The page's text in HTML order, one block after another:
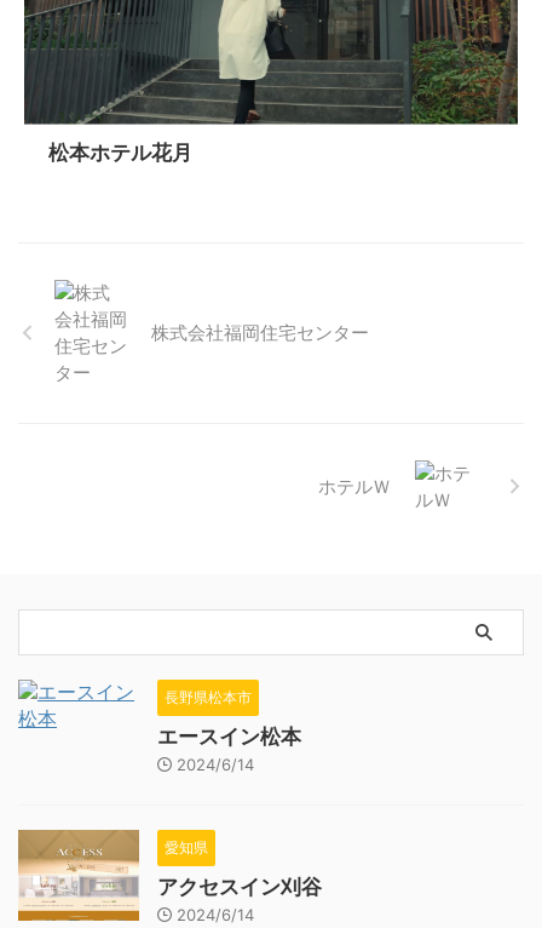
松本ホテル花月
株式会社福岡住宅センター
ホテルＷ
長野県松本市
エースイン松本
2024/6/14
愛知県
アクセスイン刈谷
2024/6/14